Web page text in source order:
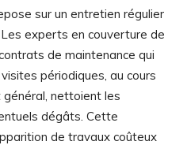
sur un entretien régulier
experts en couverture de
de maintenance qui
périodiques, au cours
général, nettoient les
dégâts. Cette
de travaux coûteux